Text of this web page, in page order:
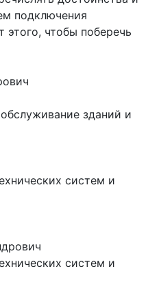
подключения
этого, чтобы поберечь
зданий и
систем и
систем и